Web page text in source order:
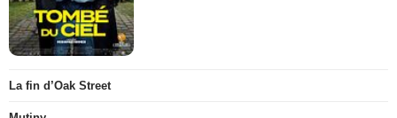
La fin d’Oak Street